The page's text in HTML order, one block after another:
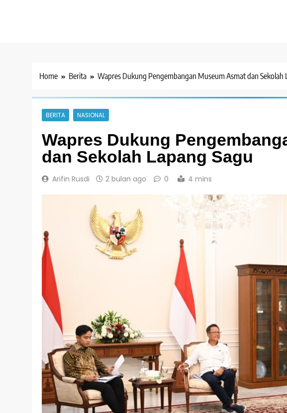
Home Berita Wapres Dukung Pengembangan Museum Asmat dan Sekolah
BERITA NASIONAL
Wapres Dukung
dan Sekolah Lapang Sagu
Arifin Rusdi 2 bulan ago 0 4 mins